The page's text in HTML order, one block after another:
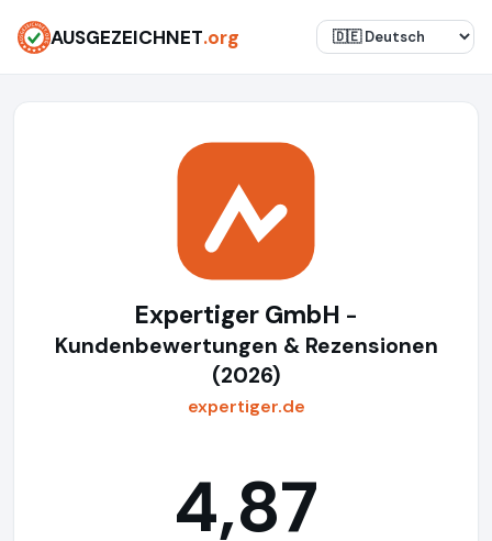
AUSGEZEICHNET.org
Expertiger GmbH -
Kundenbewertungen & Rezensionen
(2026)
expertiger.de
4,87